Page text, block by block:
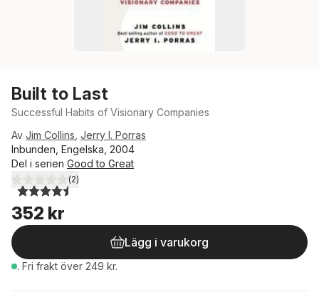
Built to Last
Successful Habits of Visionary Companies
Av Jim Collins Jerry I. Porras
Inbunden, Engelska, 2004
Del i serien Good to Great
4,5utav 5 stjärnor. Totalt antal röster:
(2)
352 kr
Lägg i varukorg
. Fri frakt över 249 kr.